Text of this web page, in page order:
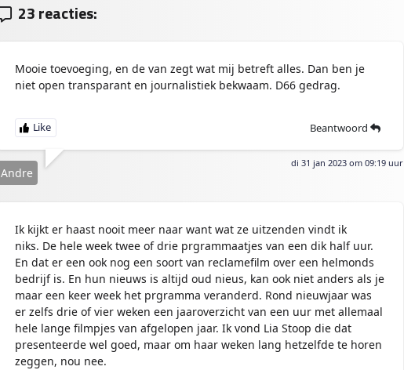
23 reacties:
Mooie toevoeging, en de van zegt wat mij betreft alles. Dan ben je
niet open transparant en journalistiek bekwaam. D66 gedrag.
Beantwoord
di 31 jan 2023 om 09:19 uur
Andre
Ik kijkt er haast nooit meer naar want wat ze uitzenden vindt ik
niks. De hele week twee of drie prgrammaatjes van een dik half uur.
En dat er een ook nog een soort van reclamefilm over een helmonds
bedrijf is. En hun nieuws is altijd oud nieus, kan ook niet anders als je
maar een keer week het prgramma veranderd. Rond nieuwjaar was
er zelfs drie of vier weken een jaaroverzicht van een uur met allemaal
hele lange filmpjes van afgelopen jaar. Ik vond Lia Stoop die dat
presenteerde wel goed, maar om haar weken lang hetzelfde te horen
zeggen, nou nee.